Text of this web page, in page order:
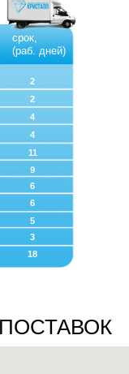
срок,
(раб. дней)
2
2
4
4
11
9
6
6
5
3
18